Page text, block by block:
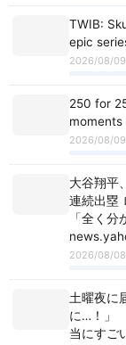
TWIB:
epic
2026/08/
250 for
moments
2026/08/
大谷翔平
連続出塁
「全く
2026/08/
土曜夜に
に…！」
当にすご